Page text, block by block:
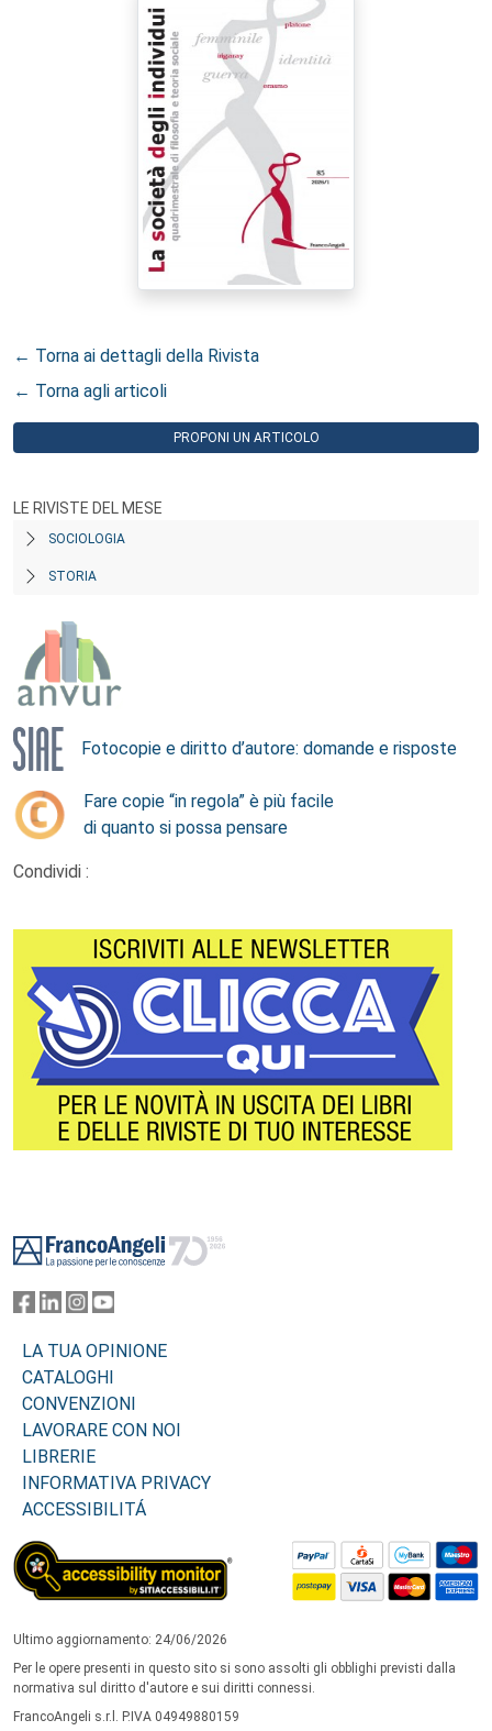
← Torna ai dettagli della Rivista
← Torna agli articoli
PROPONI UN ARTICOLO
LE RIVISTE DEL MESE
SOCIOLOGIA
STORIA
Fotocopie e diritto d’autore: domande e risposte
Fare copie “in regola” è più facile
di quanto si possa pensare
Condividi :
LA TUA OPINIONE
CATALOGHI
CONVENZIONI
LAVORARE CON NOI
LIBRERIE
INFORMATIVA PRIVACY
ACCESSIBILITÁ
Ultimo aggiornamento: 24/06/2026
Per le opere presenti in questo sito si sono assolti gli obblighi previsti dalla
normativa sul diritto d'autore e sui diritti connessi.
FrancoAngeli s.r.l. P.IVA 04949880159